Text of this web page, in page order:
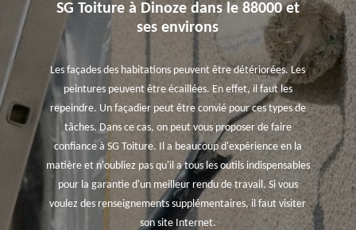
SG Toiture à Dinoze dans le 88000 et
ses environs
Les façades des habitations peuvent être détériorées. Les
peintures peuvent être écaillées. En effet, il faut les
repeindre. Un façadier peut être convié pour ces types de
tâches. Dans ce cas, on peut vous proposer de faire
confiance à SG Toiture. Il a beaucoup d'expérience en la
matière et n'oubliez pas qu'il a tous les outils indispensables
pour la garantie d'un meilleur rendu de travail. Si vous
voulez des renseignements supplémentaires, il faut visiter
son site Internet.